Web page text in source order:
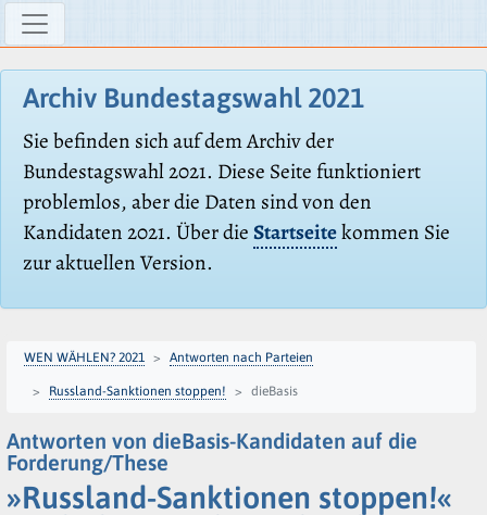
Archiv Bundestagswahl 2021
Sie befinden sich auf dem Archiv der
Bundestagswahl 2021. Diese Seite funktioniert
problemlos, aber die Daten sind von den
Kandidaten 2021. Über dieStartseitekommen Sie
zur aktuellen Version.
WEN WÄHLEN? 2021 Antworten nach Parteien
Russland-Sanktionen stoppen! dieBasis
Antworten von dieBasis-Kandidaten auf die
Forderung/These
»Russland-Sanktionen stoppen!«